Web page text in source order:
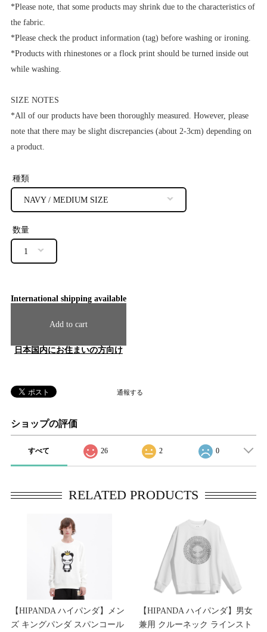
*Please note, that some products may shrink due to the characteristics of
the fabric.
*Please check the product information (tag) before washing or ironing.
*Products with rhinestones or a flock print should be turned inside out
while washing.
SIZE NOTES
*All of our products have been thoroughly measured. However, please
note that there may be slight discrepancies (about 2-3cm) depending on
a product.
種類
数量
International shipping available
Add to cart
日本国内にお住まいの方向け
通報する
ショップの評価
すべて 26 2 0
RELATED PRODUCTS
【HIPANDA ハイパンダ】メン
ズ キングパンダ スパンコール
【HIPANDA ハイパンダ】男女
兼用 クルーネック ラインスト